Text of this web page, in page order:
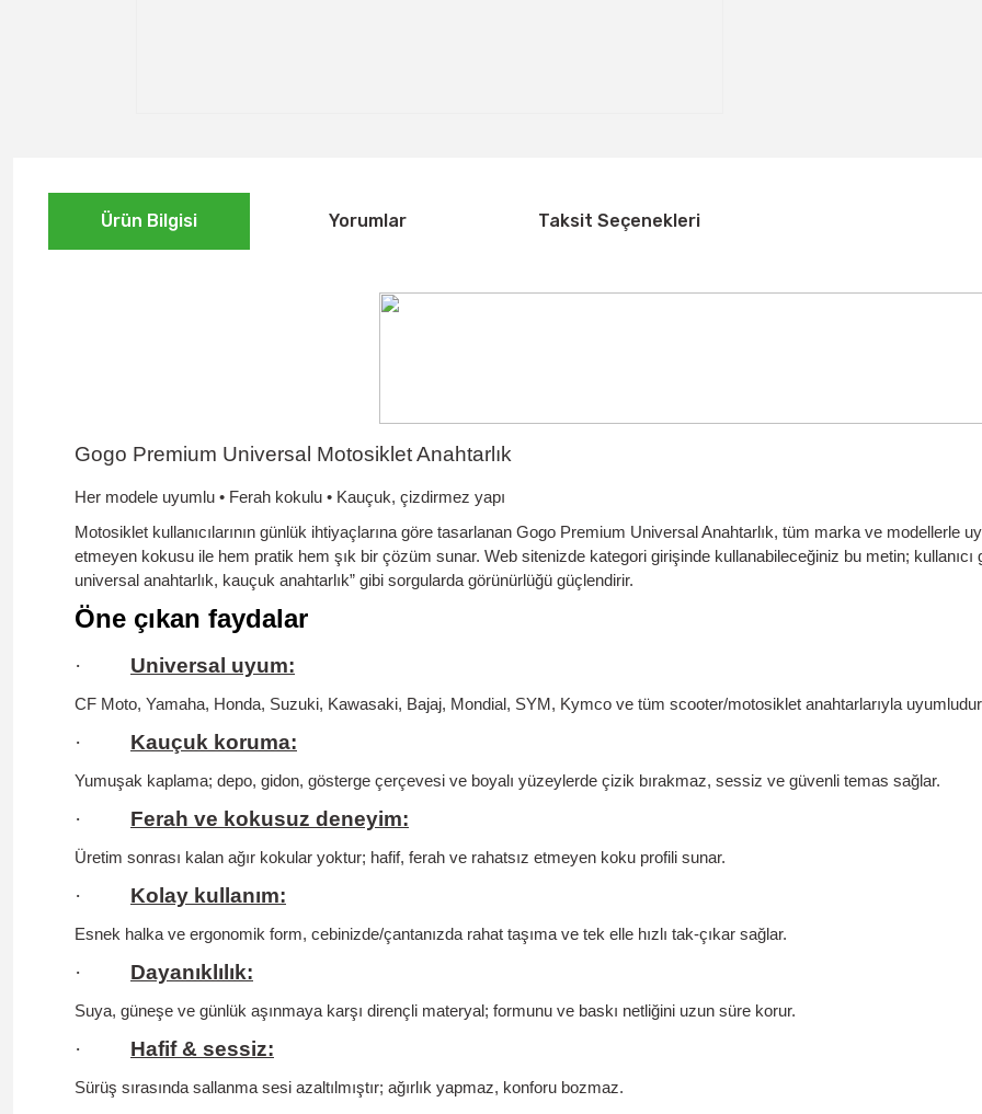
Ürün Bilgisi Yorumlar Taksit Seçenekleri
Gogo Premium Universal Motosiklet Anahtarlık
Her modele uyumlu • Ferah kokulu • Kauçuk, çizdirmez yapı
Motosiklet kullanıcılarının günlük ihtiyaçlarına göre tasarlanan Gogo Premium Universal Anahtarlık, tüm marka ve modellerle
etmeyen kokusu ile hem pratik hem şık bir çözüm sunar. Web sitenizde kategori girişinde kullanabileceğiniz bu metin; kullanıcı
universal anahtarlık, kauçuk anahtarlık” gibi sorgularda görünürlüğü güçlendirir.
Öne çıkan faydalar
· Universal uyum:
CF Moto, Yamaha, Honda, Suzuki, Kawasaki, Bajaj, Mondial, SYM, Kymco ve tüm scooter/motosiklet anahtarlarıyla
· Kauçuk koruma:
Yumuşak kaplama; depo, gidon, gösterge çerçevesi ve boyalı yüzeylerde çizik bırakmaz, sessiz ve güvenli temas sağlar.
· Ferah ve kokusuz deneyim:
Üretim sonrası kalan ağır kokular yoktur; hafif, ferah ve rahatsız etmeyen koku profili sunar.
· Kolay kullanım:
Esnek halka ve ergonomik form, cebinizde/çantanızda rahat taşıma ve tek elle hızlı tak-çıkar sağlar.
· Dayanıklılık:
Suya, güneşe ve günlük aşınmaya karşı dirençli materyal; formunu ve baskı netliğini uzun süre korur.
· Hafif & sessiz:
Sürüş sırasında sallanma sesi azaltılmıştır; ağırlık yapmaz, konforu bozmaz.